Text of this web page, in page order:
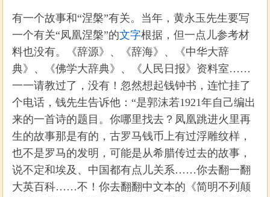
有一个故事和“涅槃”有关。当年，黄永玉先生要写
一个有关“凤凰涅槃”的文字根据，但一点儿参考材
料也没有。《辞源》、《辞海》、《中华大辞
典》、《佛学大辞典》、《人民日报》资料室……
一一请教过了，没有！忽然想起钱钟书，连忙挂了
个电话，钱先生告诉他：“是郭沫若1921年自己编出
来的一首诗的题目。你哪里找去？凤凰跳进火里再
生的故事那是有的，古罗马钱币上有过浮雕纹样，
也不是罗马的发明，可能是从希腊传过去的故事，
说不定和埃及、中国都有点儿关系……你去翻一翻
大英百科……不！你去翻翻中文本的《简明不列颠